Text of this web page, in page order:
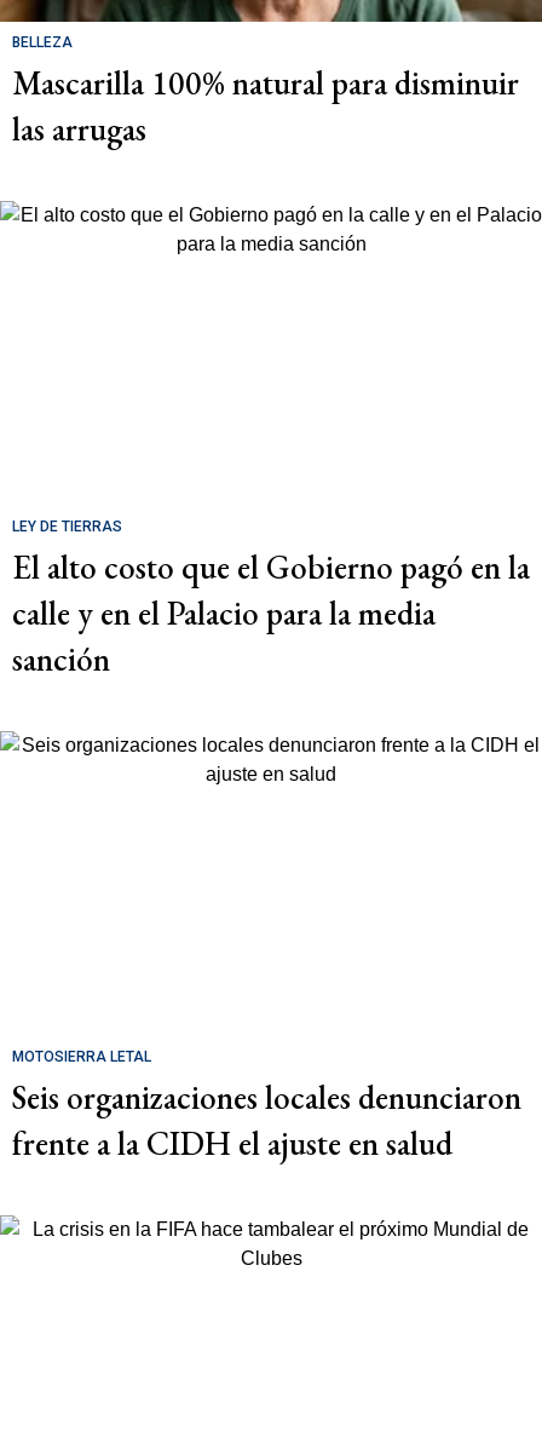
BELLEZA
Mascarilla 100% natural para disminuir
las arrugas
LEY DE TIERRAS
El alto costo que el Gobierno pagó en la
calle y en el Palacio para la media
sanción
MOTOSIERRA LETAL
Seis organizaciones locales denunciaron
frente a la CIDH el ajuste en salud